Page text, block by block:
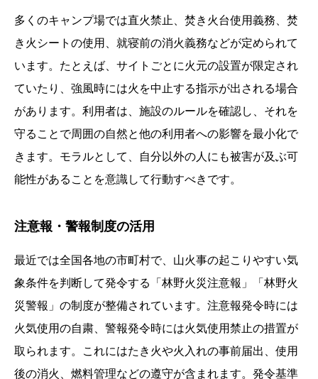
多くのキャンプ場では直火禁止、焚き火台使用義務、焚
き火シートの使用、就寝前の消火義務などが定められて
います。たとえば、サイトごとに火元の設置が限定され
ていたり、強風時には火を中止する指示が出される場合
があります。利用者は、施設のルールを確認し、それを
守ることで周囲の自然と他の利用者への影響を最小化で
きます。モラルとして、自分以外の人にも被害が及ぶ可
能性があることを意識して行動すべきです。
注意報・警報制度の活用
最近では全国各地の市町村で、山火事の起こりやすい気
象条件を判断して発令する「林野火災注意報」「林野火
災警報」の制度が整備されています。注意報発令時には
火気使用の自粛、警報発令時には火気使用禁止の措置が
取られます。これにはたき火や火入れの事前届出、使用
後の消火、燃料管理などの遵守が含まれます。発令基準